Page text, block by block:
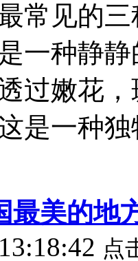
常见的
一种静
过嫩花
是一种
最美的
点